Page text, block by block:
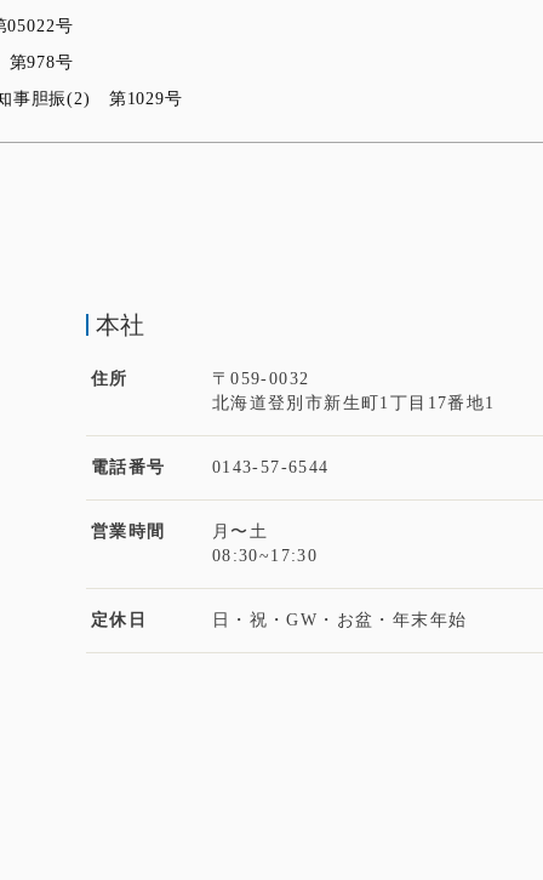
号
978号
事胆振(2) 第1029号
本社
住所
〒059-0032
北海道登別市新生町1丁目17番地1
電話番号 0143-57-6544
営業時間
月〜土
08:30~17:30
定休日 日・祝・GW・お盆・年末年始